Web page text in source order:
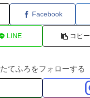
Facebook
LINE コピー
たてふろをフォローする